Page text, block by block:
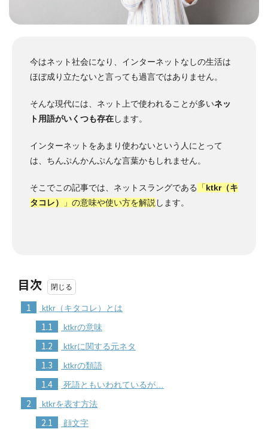
今はネット社会になり、インターネットなしの生活は
ほぼ成り立たないと言っても過言ではありません。
そんな現代には、ネット上で使われることが多いネッ
ト用語がいくつも存在します。
インターネットをあまり使わないという人にとって
は、ちんぷんかんぷんな言葉かもしれません。
そこでこの記事では、ネットスラングである 「ktkr（キ
タコレ）
」の意味や使い方を解説 します。
目次
1 ktkr（キタコレ）とは
1.1 ktkrの意味
1.2 ktkrに関する元ネタ
1.3 ktkrの類語
1.4 死語ともいわれているが…
2 ktkrを表す方法
2.1 顔文字